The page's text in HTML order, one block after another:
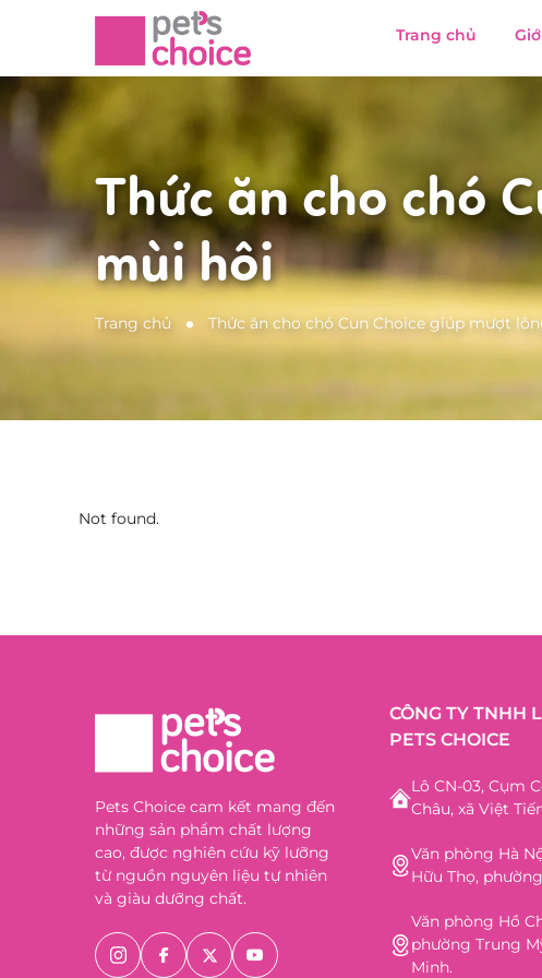
Trang chủ
Thức ăn cho chó
mùi hôi
Trang chủ Thức ăn cho chó Cun Choice giúp mượt
Not found.
Pets Choice cam kết mang đến
những sản phẩm chất lượng
cao, được nghiên cứu kỹ lưỡng
từ nguồn nguyên liệu tự nhiên
và giàu dưỡng chất.
CÔNG TY TNHH
PETS CHOICE
Lô CN-03, Cụm
Châu, xã Việt
Văn phòng Hà
Hữu Thọ,
Văn phòng Hồ
phường Trung
Minh.